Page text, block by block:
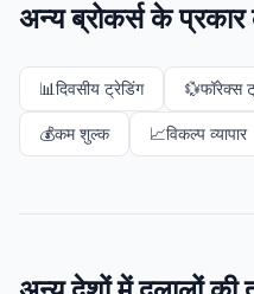
अन्य ब्रोकर्स के
📊दिवसीय ट्रेडिंग 💱फॉरेक्स
💰कम शुल्क 📈विकल्प व्यापार